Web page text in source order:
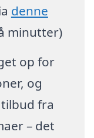
denne
minutter)
op for
og
fra
– det